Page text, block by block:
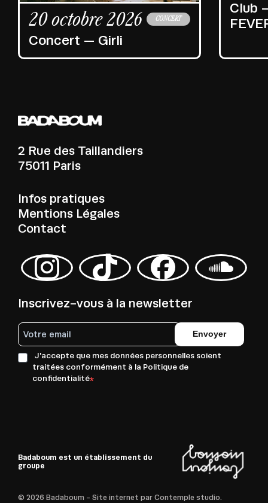
20 octobre 2026 CONCERT
Concert — Girli
Club
2 Rue des Taillandiers
75011 Paris
Infos pratiques
Mentions Légales
Contact
Inscrivez-vous à la newsletter
Envoyer
J'accepte que mes données personnelles soient
traitées conformément à la Politique de
confidentialité
© 2026 Badaboum - Site internet par Contemple studio.
Badaboum est un établissement du
groupe